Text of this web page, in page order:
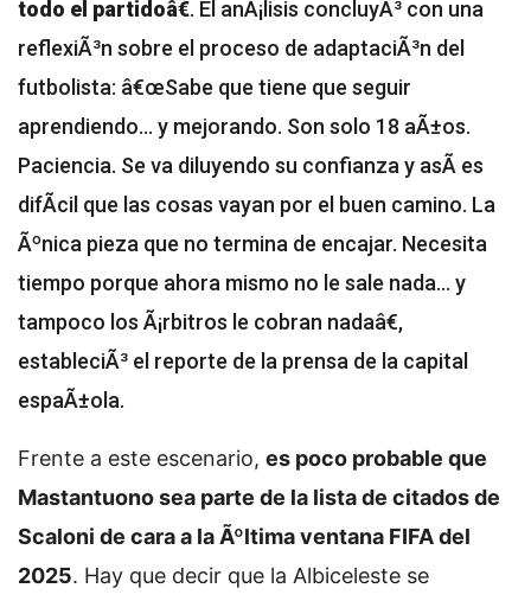
todo el partidoâ€. El anÃ¡lisis concluyÃ³ con una
reflexiÃ³n sobre el proceso de adaptaciÃ³n del
futbolista: â€œSabe que tiene que seguir
aprendiendo... y mejorando. Son solo 18 aÃ±os.
Paciencia. Se va diluyendo su confianza y asÃ­ es
difÃ­cil que las cosas vayan por el buen camino. La
Ãºnica pieza que no termina de encajar. Necesita
tiempo porque ahora mismo no le sale nada... y
tampoco los Ã¡rbitros le cobran nadaâ€,
estableciÃ³ el reporte de la prensa de la capital
espaÃ±ola.
Frente a este escenario, es poco probable que
Mastantuono sea parte de la lista de citados de
Scaloni de cara a la Ãºltima ventana FIFA del
2025. Hay que decir que la Albiceleste se